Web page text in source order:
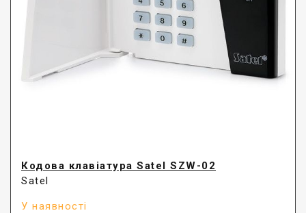
Кодова клавіатура Satel SZW-02
Satel
У наявності